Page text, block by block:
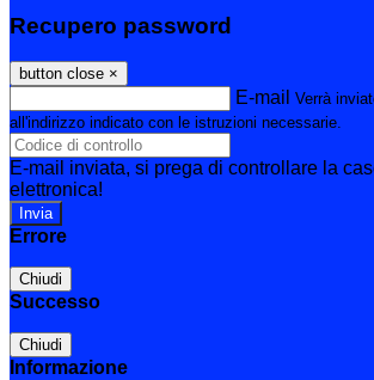
Recupero password
button close ×
E-mail Verrà
all'indirizzo indicato con le istruzioni necessarie.
E-mail inviata, si prega di controllare la
elettronica!
Errore
Chiudi
Successo
Chiudi
Informazione